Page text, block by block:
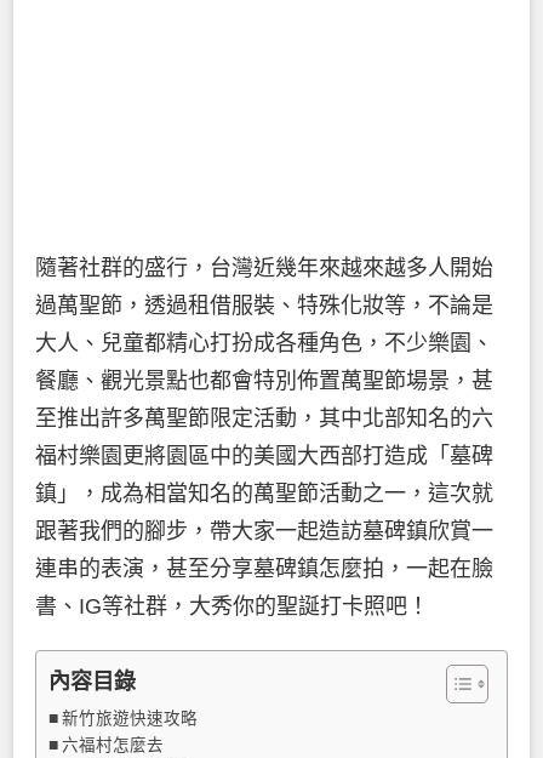
隨著社群的盛行，台灣近幾年來越來越多人開始
過萬聖節，透過租借服裝、特殊化妝等，不論是
大人、兒童都精心打扮成各種角色，不少樂園、
餐廳、觀光景點也都會特別佈置萬聖節場景，甚
至推出許多萬聖節限定活動，其中北部知名的六
福村樂園更將園區中的美國大西部打造成「墓碑
鎮」，成為相當知名的萬聖節活動之一，這次就
跟著我們的腳步，帶大家一起造訪墓碑鎮欣賞一
連串的表演，甚至分享墓碑鎮怎麼拍，一起在臉
書、IG等社群，大秀你的聖誕打卡照吧！
內容目錄
新竹旅遊快速攻略
六福村怎麼去